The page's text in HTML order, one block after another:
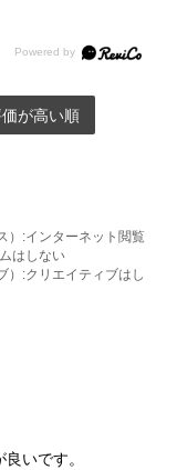
が高い順
）:インターネット閲覧
はしない
）:クリエイティブはし
いです。